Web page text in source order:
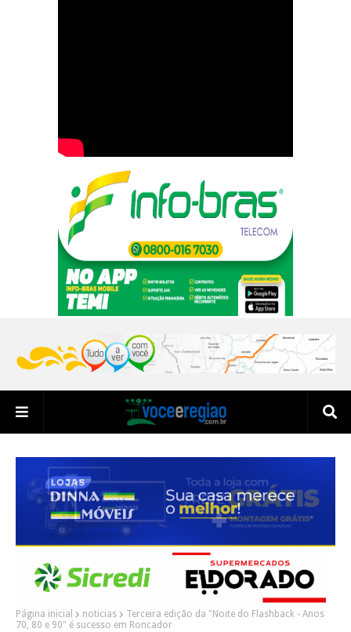
Página inicial noticias
Terceira edição da "Noite do Flashback - Anos
70, 80 e 90" é sucesso em Roncador